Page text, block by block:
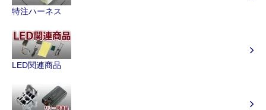
特注ハーネス
LED関連商品